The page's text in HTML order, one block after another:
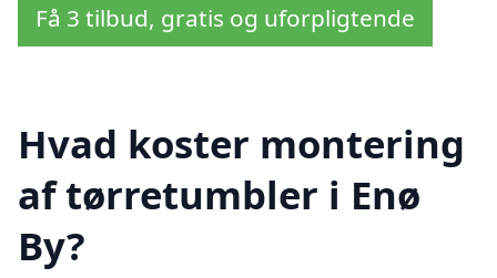
Få 3 tilbud, gratis og uforpligtende
Hvad koster montering
af tørretumbler i Enø
By?